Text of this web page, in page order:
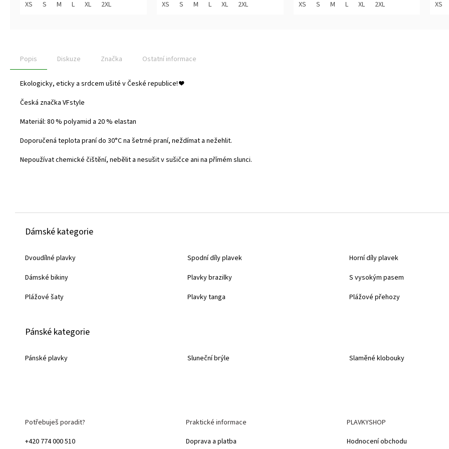
5
XS S M L XL 2XL
5
XS S M L XL 2XL
5
XS S M L XL 2XL
5
XS
Popis Diskuze Značka Ostatní informace
Ekologicky, eticky a srdcem ušité v České republice!❤️
Česká značka VFstyle
Materiál: 80 % polyamid a 20 % elastan
Doporučená teplota praní do 30°C na šetrné praní, neždímat a nežehlit.
Nepoužívat chemické čištění, nebělit a nesušit v sušičce ani na přímém slunci.
Dámské kategorie
Dvoudílné plavky
Dámské bikiny
Plážové šaty
Spodní díly plavek
Plavky brazilky
Plavky tanga
Horní díly plavek
S vysokým pasem
Plážové přehozy
Pánské kategorie
Pánské plavky Sluneční brýle Slaměné klobouky
Potřebuješ poradit?
+420 774 000 510
Praktické informace
Doprava a platba
PLAVKYSHOP
Hodnocení obchodu